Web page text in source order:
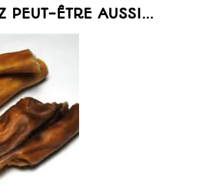
PEUT-ÊTRE AUSSI…